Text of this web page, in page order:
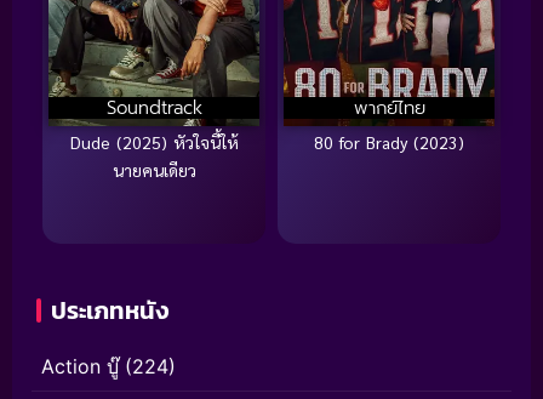
Soundtrack
Dude (2025) หัวใจนี้ให้
นายคนเดียว
พากย์ไทย
80 for Brady (2023)
ประเภทหนัง
Action บู๊(224)